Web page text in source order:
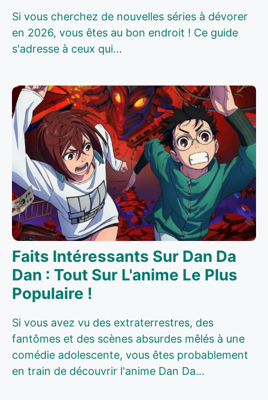
Si vous cherchez de nouvelles séries à dévorer
en 2026, vous êtes au bon endroit ! Ce guide
s'adresse à ceux qui...
Faits Intéressants Sur Dan Da
Dan : Tout Sur L'anime Le Plus
Populaire !
Si vous avez vu des extraterrestres, des
fantômes et des scènes absurdes mêlés à une
comédie adolescente, vous êtes probablement
en train de découvrir l'anime Dan Da...